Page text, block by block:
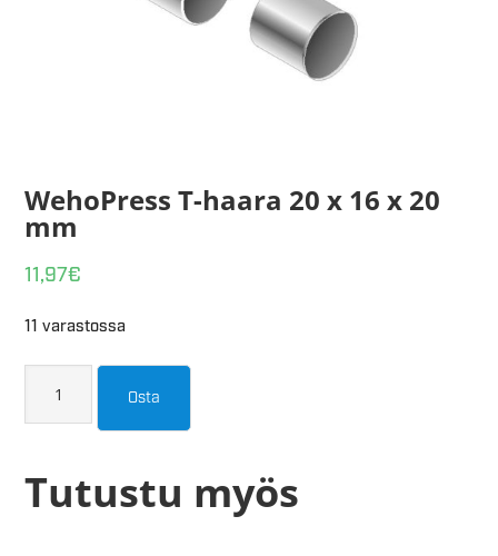
WehoPress T-haara 20 x 16 x 20
mm
11,97€
11 varastossa
Osta
Tutustu myös